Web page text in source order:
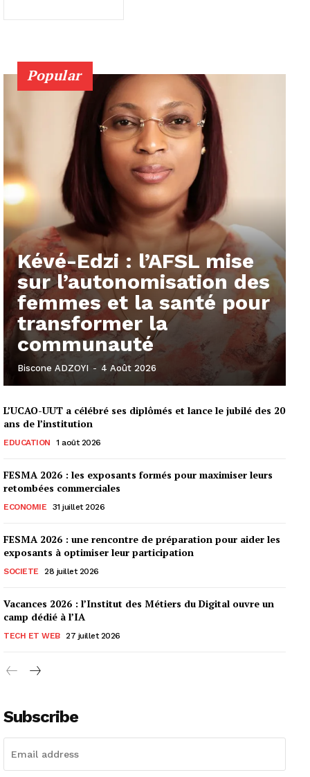
Popular
Kévé-Edzi : l’AFSL mise
sur l’autonomisation des
femmes et la santé pour
transformer la
communauté
Biscone ADZOYI - 4 Août 2026
L’UCAO-UUT a célébré ses diplômés et lance le jubilé des 20
ans de l’institution
EDUCATION 1 août 2026
FESMA 2026 : les exposants formés pour maximiser leurs
retombées commerciales
ECONOMIE 31 juillet 2026
FESMA 2026 : une rencontre de préparation pour aider les
exposants à optimiser leur participation
SOCIETE 28 juillet 2026
Vacances 2026 : l’Institut des Métiers du Digital ouvre un
camp dédié à l’IA
TECH ET WEB 27 juillet 2026
Subscribe